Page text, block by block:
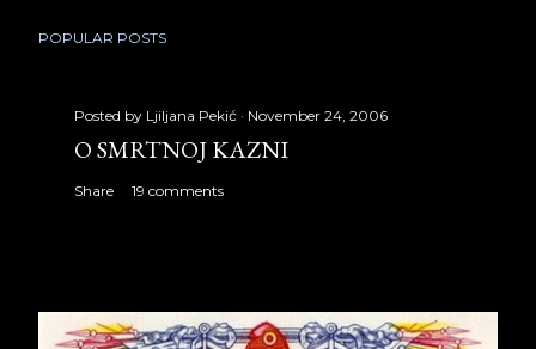
POPULAR POSTS
Posted by Ljiljana Pekić November 24, 2006
O SMRTNOJ KAZNI
Share 19 comments